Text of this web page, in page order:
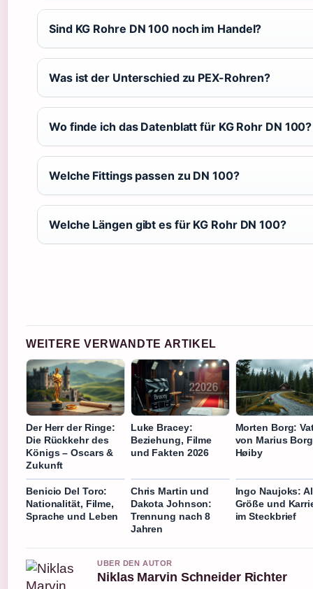
Sind KG Rohre DN 100 noch im Handel?
Was ist der Unterschied zu PEX-Rohren?
Wo finde ich das Datenblatt für KG Rohr DN 100?
Welche Fittings passen zu DN 100?
Welche Längen gibt es für KG Rohr DN 100?
WEITERE VERWANDTE ARTIKEL
Der Herr der Ringe:
Die Rückkehr des
Königs – Oscars &
Zukunft
Luke Bracey:
Beziehung, Filme
und Fakten 2026
Morten Borg:
von Marius Borg
Høiby
Benicio Del Toro:
Nationalität, Filme,
Sprache und Leben
Chris Martin und
Dakota Johnson:
Trennung nach 8
Jahren
Ingo Naujoks:
Größe und
im Steckbrief
UBER DEN AUTOR
Niklas Marvin Schneider Richter